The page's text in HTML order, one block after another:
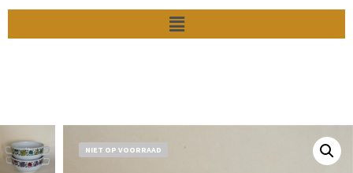
NIET OP VOORRAAD